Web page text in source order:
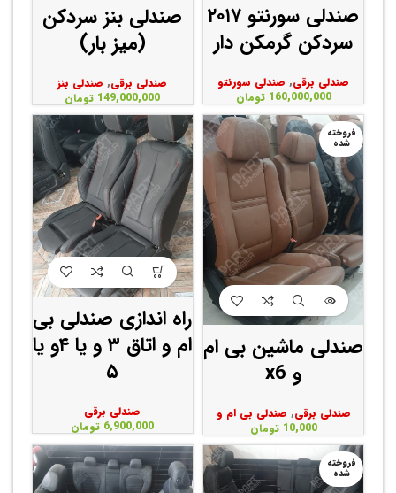
صندلی سورنتو ۲۰۱۷
سردکن گرمکن دار
صندلی برقی, صندلی سورنتو
160,000,000 تومان
صندلی بنز سردکن
(میز بار)
صندلی برقی, صندلی بنز
149,000,000 تومان
فروخته
شده
صندلی ماشین بی ام
و x6
صندلی برقی, صندلی بی ام و
10,000 تومان
راه اندازی صندلی بی
ام و اتاق ۳ و یا ۴و یا
۵
صندلی برقی
6,900,000 تومان
فروخته
شده